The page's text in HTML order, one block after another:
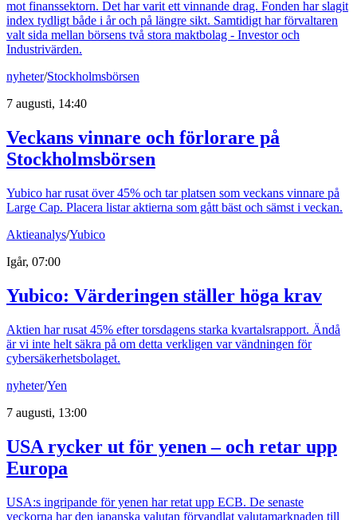
mot finanssektorn. Det har varit ett vinnande drag. Fonden har slagit
index tydligt både i år och på längre sikt. Samtidigt har förvaltaren
valt sida mellan börsens två stora maktbolag - Investor och
Industrivärden.
nyheter/Stockholmsbörsen
7 augusti, 14:40
Veckans vinnare och förlorare på
Stockholmsbörsen
Yubico har rusat över 45% och tar platsen som veckans vinnare på
Large Cap. Placera listar aktierna som gått bäst och sämst i veckan.
Aktieanalys/Yubico
Igår, 07:00
Yubico: Värderingen ställer höga krav
Aktien har rusat 45% efter torsdagens starka kvartalsrapport. Ändå
är vi inte helt säkra på om detta verkligen var vändningen för
cybersäkerhetsbolaget.
nyheter/Yen
7 augusti, 13:00
USA rycker ut för yenen – och retar upp
Europa
USA:s ingripande för yenen har retat upp ECB. De senaste
veckorna har den japanska valutan förvandlat valutamarknaden till